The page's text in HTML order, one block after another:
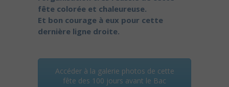
fête colorée et chaleureuse.
Et bon courage à eux pour cette
dernière ligne droite.
Accéder à la galerie photos de cette
fête des 100 jours avant le Bac